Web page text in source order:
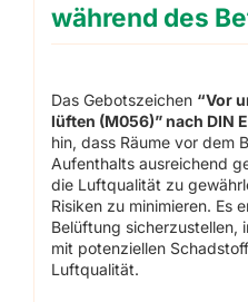
während des
Das Gebotszeichen “Vor
lüften (M056)” nach DIN
hin, dass Räume vor dem
Aufenthalts ausreichend
die Luftqualität zu
Risiken zu minimieren. Es
Belüftung sicherzustellen,
mit potenziellen
Luftqualität.